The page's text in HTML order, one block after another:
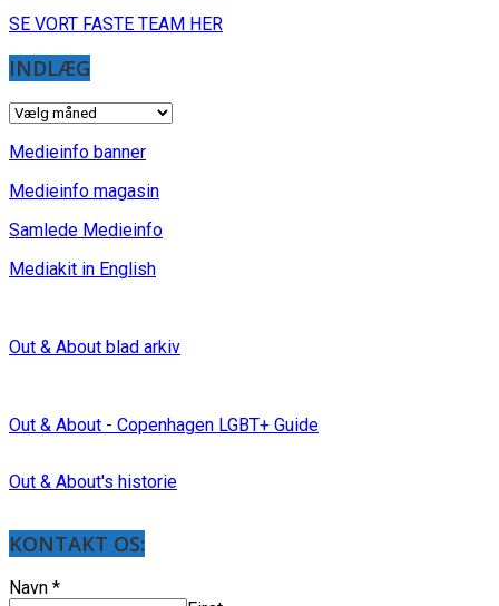
SE VORT FASTE TEAM HER
INDLÆG
INDLÆG
Medieinfo banner
Medieinfo magasin
Samlede Medieinfo
Mediakit in English
Out & About blad arkiv
Out & About - Copenhagen LGBT+ Guide
Out & About's historie
KONTAKT OS:
Navn *